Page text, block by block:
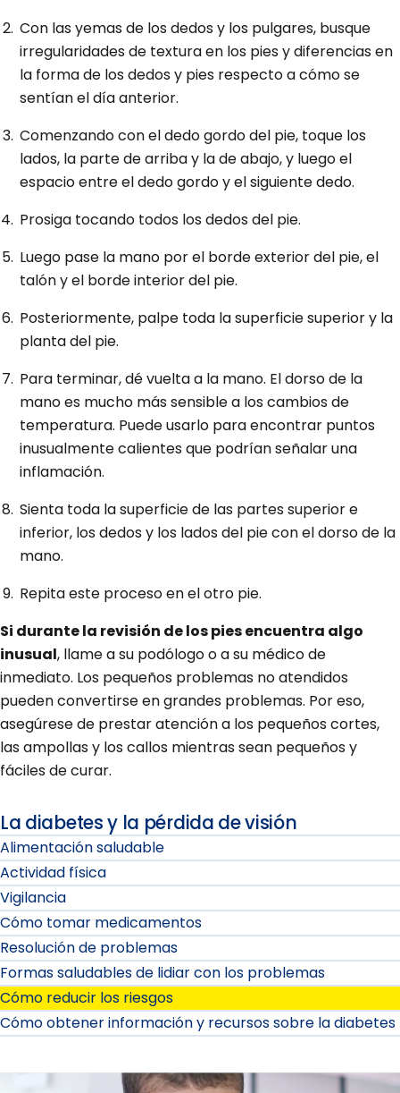
Con las yemas de los dedos y los pulgares, busque
irregularidades de textura en los pies y diferencias en
la forma de los dedos y pies respecto a cómo se
sentían el día anterior.
Comenzando con el dedo gordo del pie, toque los
lados, la parte de arriba y la de abajo, y luego el
espacio entre el dedo gordo y el siguiente dedo.
Prosiga tocando todos los dedos del pie.
Luego pase la mano por el borde exterior del pie, el
talón y el borde interior del pie.
Posteriormente, palpe toda la superficie superior y la
planta del pie.
Para terminar, dé vuelta a la mano. El dorso de la
mano es mucho más sensible a los cambios de
temperatura. Puede usarlo para encontrar puntos
inusualmente calientes que podrían señalar una
inflamación.
Sienta toda la superficie de las partes superior e
inferior, los dedos y los lados del pie con el dorso de la
mano.
Repita este proceso en el otro pie.
Si durante la revisión de los pies encuentra algo
inusual, llame a su podólogo o a su médico de
inmediato. Los pequeños problemas no atendidos
pueden convertirse en grandes problemas. Por eso,
asegúrese de prestar atención a los pequeños cortes,
las ampollas y los callos mientras sean pequeños y
fáciles de curar.
La diabetes y la pérdida de visión
Alimentación saludable
Actividad física
Vigilancia
Cómo tomar medicamentos
Resolución de problemas
Formas saludables de lidiar con los problemas
Cómo reducir los riesgos
Cómo obtener información y recursos sobre la diabetes